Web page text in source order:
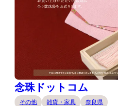
念珠ドットコム
その他 雑貨・家具 奈良県